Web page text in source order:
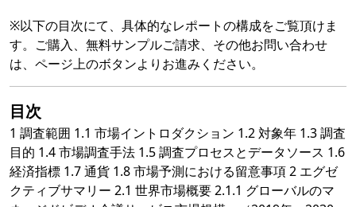
※以下の目次にて、具体的なレポートの構成をご覧頂けま
す。ご購入、無料サンプルご請求、その他お問い合わせ
は、ページ上のボタンよりお進みください。
目次
1 調査範囲 1.1 市場イントロダクション 1.2 対象年 1.3 調査
目的 1.4 市場調査手法 1.5 調査プロセスとデータソース 1.6
経済指標 1.7 通貨 1.8 市場予測における留意事項 2 エグゼ
クティブサマリー 2.1 世界市場概要 2.1.1 グローバルのマ